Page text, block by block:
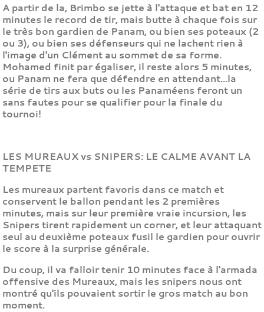
A partir de la, Brimbo se jette à l'attaque et bat en 12
minutes le record de tir, mais butte à chaque fois sur
le très bon gardien de Panam, ou bien ses poteaux (2
ou 3), ou bien ses défenseurs qui ne lachent rien à
l'image d'un Clément au sommet de sa forme.
Mohamed finit par égaliser, il reste alors 5 minutes,
ou Panam ne fera que défendre en attendant...la
série de tirs aux buts ou les Panaméens feront un
sans fautes pour se qualifier pour la finale du
tournoi!
LES MUREAUX vs SNIPERS: LE CALME AVANT LA
TEMPETE
Les mureaux partent favoris dans ce match et
conservent le ballon pendant les 2 premières
minutes, mais sur leur première vraie incursion, les
Snipers tirent rapidement un corner, et leur attaquant
seul au deuxième poteaux fusil le gardien pour ouvrir
le score à la surprise générale.
Du coup, il va falloir tenir 10 minutes face à l'armada
offensive des Mureaux, mais les snipers nous ont
montré qu'ils pouvaient sortir le gros match au bon
moment.